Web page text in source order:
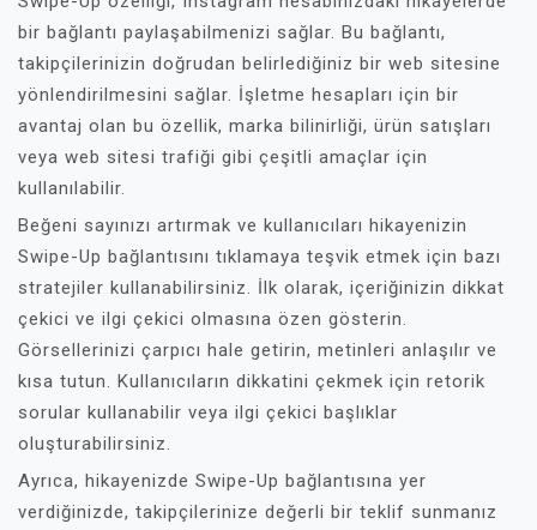
bir bağlantı paylaşabilmenizi sağlar. Bu bağlantı,
takipçilerinizin doğrudan belirlediğiniz bir web sitesine
yönlendirilmesini sağlar. İşletme hesapları için bir
avantaj olan bu özellik, marka bilinirliği, ürün satışları
veya web sitesi trafiği gibi çeşitli amaçlar için
kullanılabilir.
Beğeni sayınızı artırmak ve kullanıcıları hikayenizin
Swipe-Up bağlantısını tıklamaya teşvik etmek için bazı
stratejiler kullanabilirsiniz. İlk olarak, içeriğinizin dikkat
çekici ve ilgi çekici olmasına özen gösterin.
Görsellerinizi çarpıcı hale getirin, metinleri anlaşılır ve
kısa tutun. Kullanıcıların dikkatini çekmek için retorik
sorular kullanabilir veya ilgi çekici başlıklar
oluşturabilirsiniz.
Ayrıca, hikayenizde Swipe-Up bağlantısına yer
verdiğinizde, takipçilerinize değerli bir teklif sunmanız